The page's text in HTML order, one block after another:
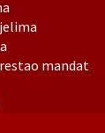
mandat